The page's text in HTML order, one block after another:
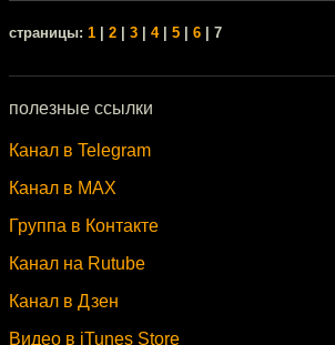
cтраницы: 1 2 3 4| 5 6 | 7
полезные ссылки
Канал в Telegram
Канал в MAX
Группа в Контакте
Канал на Rutube
Канал в Дзен
Видео в iTunes Store